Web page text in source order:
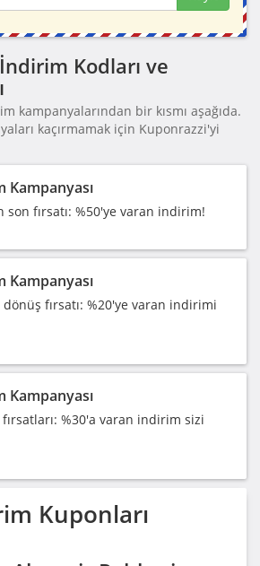
Kodları ve
kampanyalarından bir kısmı aşağıda.
kaçırmamak için Kuponrazzi'yi
Kampanyası
son fırsatı: %50'ye varan indirim!
Kampanyası
fırsatı: %20'ye varan indirimi
Kampanyası
%30'a varan indirim sizi
Kuponları